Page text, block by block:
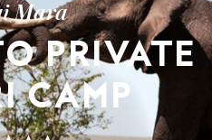
Mara
PRIVATE
CAMP